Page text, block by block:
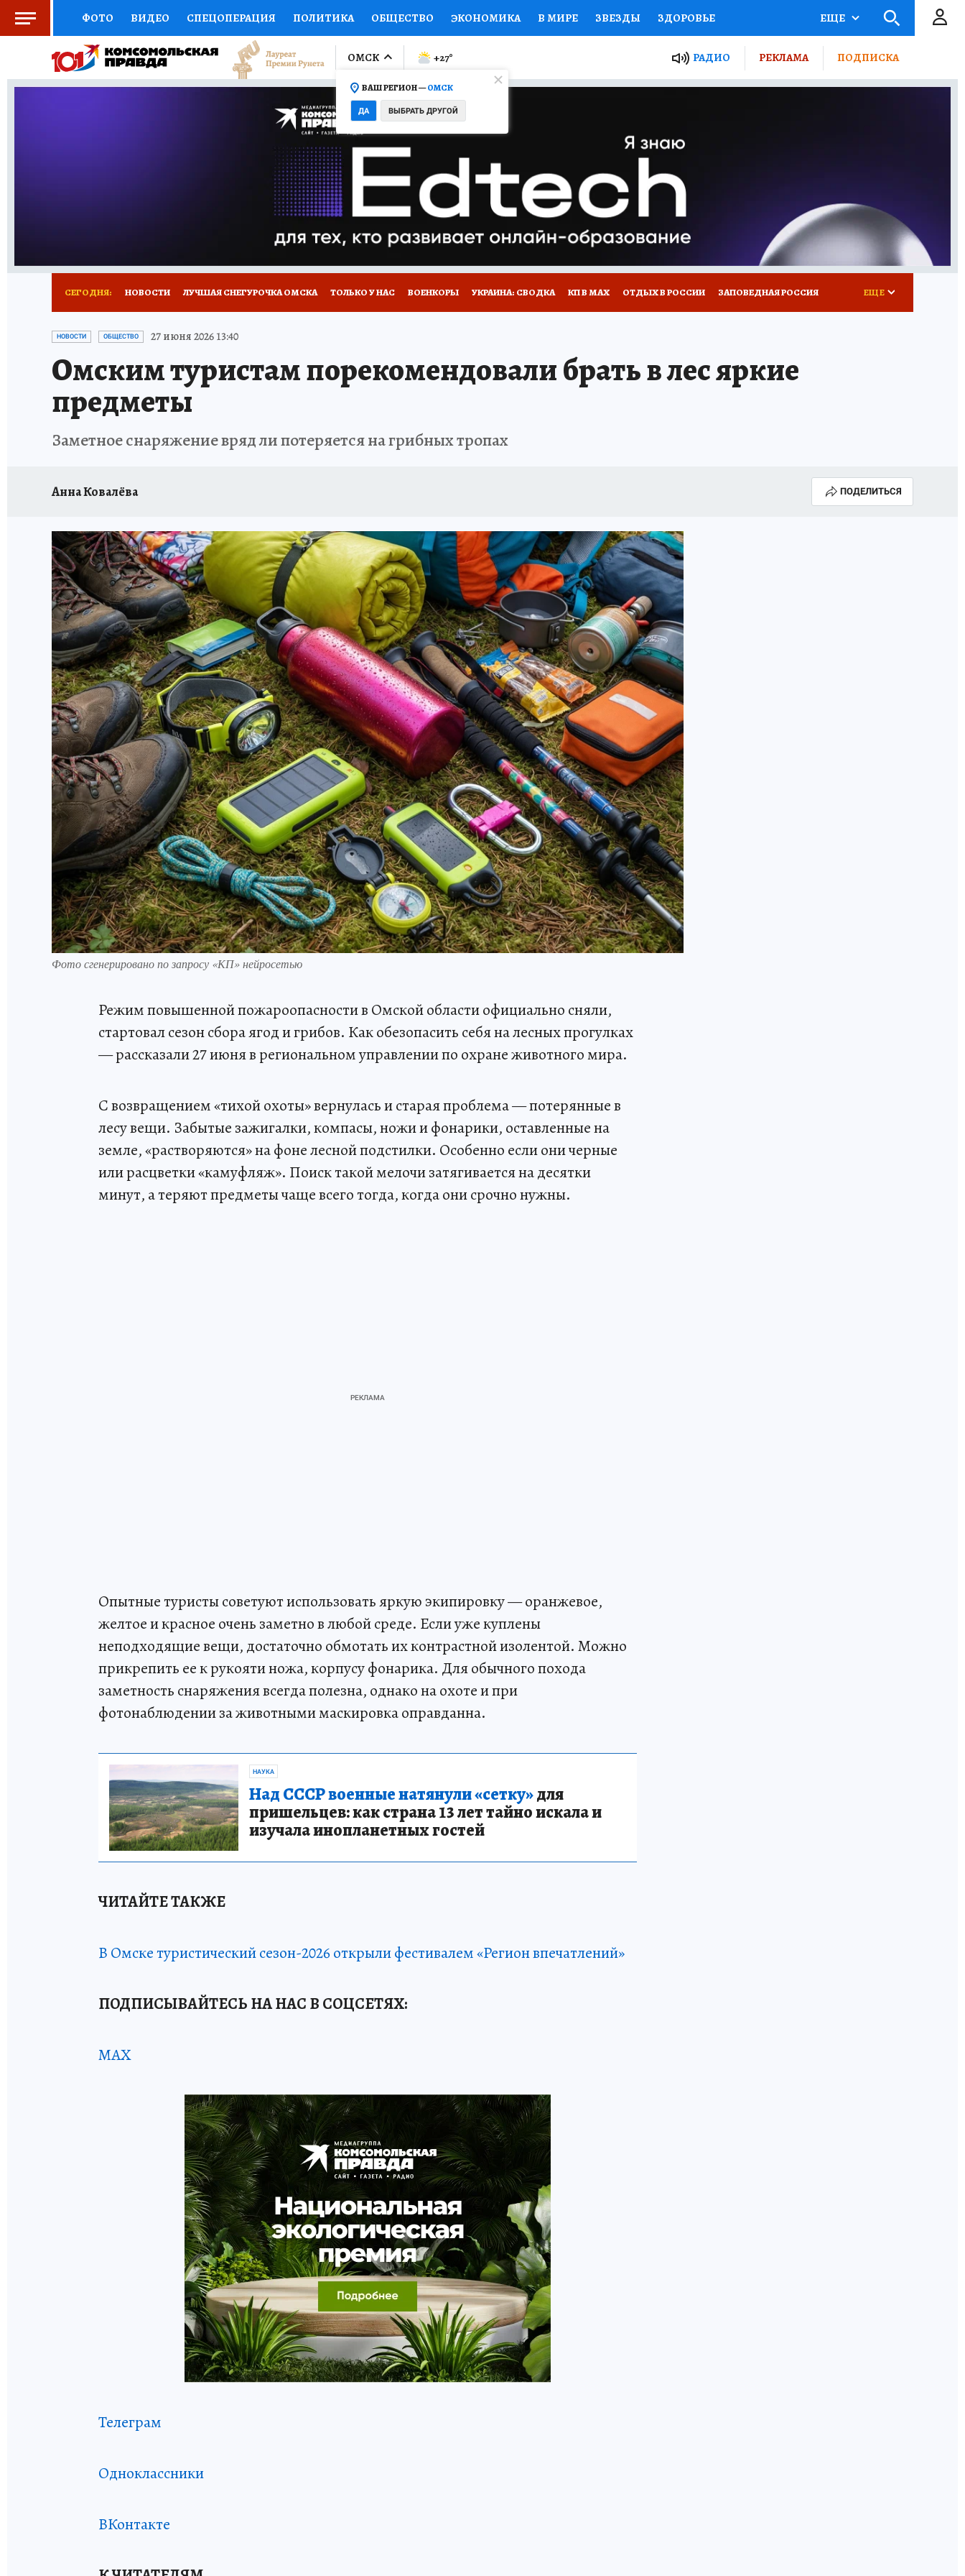
ФОТО ВИДЕО СПЕЦОПЕРАЦИЯ ПОЛИТИКА ОБЩЕСТВО ЭКОНОМИКА В МИРЕ ЗВЕЗДЫ ЗДОРОВЬЕ
СОЦПОДДЕРЖКА НАУКА СПОРТ КОЛУМНИСТЫ ПРОИСШЕСТВИЯ НАЦИОНАЛЬНЫЕ ПРОЕКТЫ РОССИИ
ВЫБОР ЭКСПЕРТОВ ДОКТОР ФИНАНСЫ ОТКРЫВАЕМ МИР СЕМЬЯ ЖЕНСКИЕ СЕКРЕТЫ ПУТЕВОДИТЕЛЬ
ПРОГНОЗЫ НА СПОРТ ПРОМОКОДЫ СЕРИАЛЫ
ТЕЛЕВИЗОР КОЛЛЕКЦИИ КОНКУРСЫ ГИД ПОТРЕБИТЕЛЯ
НОВОЕ НА САЙТЕ
ЕЩЕ
ОМСК
ВАШ РЕГИОН —ОМСК
ДА ВЫБРАТЬ ДРУГОЙ
+27° РАДИО РЕКЛАМА ПОДПИСКА
СЕГОДНЯ: НОВОСТИ ЛУЧШАЯ СНЕГУРОЧКА ОМСКА ТОЛЬКО У НАС ВОЕНКОРЫ УКРАИНА: СВОДКА КП В МАХ ОТДЫХ В РОССИИ ЗАПОВЕДНАЯ РОССИЯ
ПРОИСШЕСТВИЯ АФИША
ЕЩЕ
НОВОСТИ ОБЩЕСТВО 27 июня 2026 13:40
Омским туристам порекомендовали брать в лес яркие
предметы
Заметное снаряжение вряд ли потеряется на грибных тропах
Анна Ковалёва ПОДЕЛИТЬСЯ
Фото сгенерировано по запросу «КП» нейросетью
Режим повышенной пожароопасности в Омской области официально сняли,
стартовал сезон сбора ягод и грибов. Как обезопасить себя на лесных прогулках
— рассказали 27 июня в региональном управлении по охране животного мира.
С возвращением «тихой охоты» вернулась и старая проблема — потерянные в
лесу вещи. Забытые зажигалки, компасы, ножи и фонарики, оставленные на
земле, «растворяются» на фоне лесной подстилки. Особенно если они черные
или расцветки «камуфляж». Поиск такой мелочи затягивается на десятки
минут, а теряют предметы чаще всего тогда, когда они срочно нужны.
Опытные туристы советуют использовать яркую экипировку — оранжевое,
желтое и красное очень заметно в любой среде. Если уже куплены
неподходящие вещи, достаточно обмотать их контрастной изолентой. Можно
прикрепить ее к рукояти ножа, корпусу фонарика. Для обычного похода
заметность снаряжения всегда полезна, однако на охоте и при
фотонаблюдении за животными маскировка оправданна.
НАУКА
Над СССР военные натянули «сетку»для
пришельцев: как страна 13 лет тайно искала и
изучала инопланетных гостей
ЧИТАЙТЕ ТАКЖЕ
В Омске туристический сезон-2026 открыли фестивалем «Регион впечатлений»
ПОДПИСЫВАЙТЕСЬ НА НАС В СОЦСЕТЯХ:
MAX
Телеграм
Одноклассники
ВКонтакте